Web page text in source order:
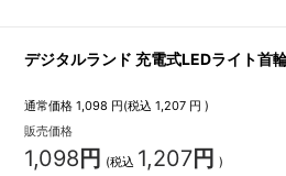
デジタルランド 充電式LEDライト首
通常価格 1,098 円(税込1,207 円 )
販売価格
1,098 円 (税込 1,207円 )